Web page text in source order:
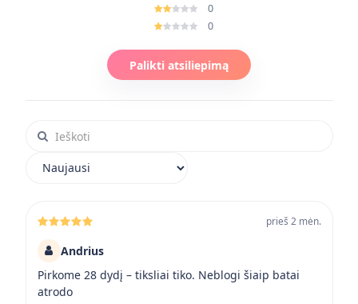
0
0
Palikti atsiliepimą
Ieškoti atsiliepimuose
Rikiuoti atsiliepimus
prieš 2 mėn.
Andrius
Pirkome 28 dydį – tiksliai tiko. Neblogi šiaip batai
atrodo